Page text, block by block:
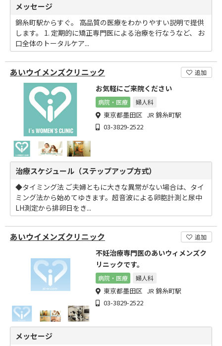
メッセージ
錦糸町駅からすぐ。 高品質の医療をわかりやすい説明で提供
します。 1. 定期的に矯正専門医による治療を行なうなど、 お
口全体のトータルケア...
あいウイメンズクリニック 追加
お気軽にご来院ください
病院・医療 婦人科
東京都墨田区 JR 錦糸町駅
03-3829-2522
治療スケジュール（ステップアップ方式）
◆タイミング法 ご夫婦ともに大きな異常がない場合は、タイ
ミング法から始めてゆきます。超音波による卵胞計測と尿中
LH測定から排卵日をき...
あいウイメンズクリニック 追加
不妊治療専門医のあいウィメンズク
リニックです。
病院・医療 婦人科
東京都墨田区 JR 錦糸町駅
03-3829-2522
メッセージ